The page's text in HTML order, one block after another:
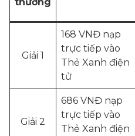
Giải 1
168 VNĐ nạp
trực tiếp vào
Thẻ Xanh điện
tử
Giải 2
686 VNĐ nạp
trực tiếp vào
Thẻ Xanh điện